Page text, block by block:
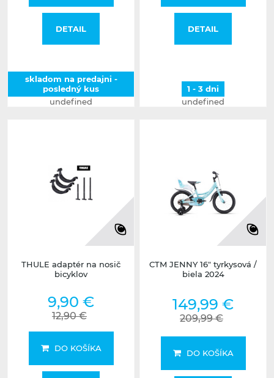
DETAIL
skladom na predajni -
posledný kus
undefined
DETAIL
1 - 3 dni
undefined
THULE adaptér na nosič
bicyklov
9,90 €
12,90 €
DO KOŠÍKA
CTM JENNY 16" tyrkysová /
biela 2024
149,99 €
209,99 €
DO KOŠÍKA